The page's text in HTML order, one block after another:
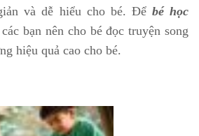
và dễ hiểu cho bé. Để bé học
các bạn nên cho bé đọc truyện song
hiệu quả cao cho bé.